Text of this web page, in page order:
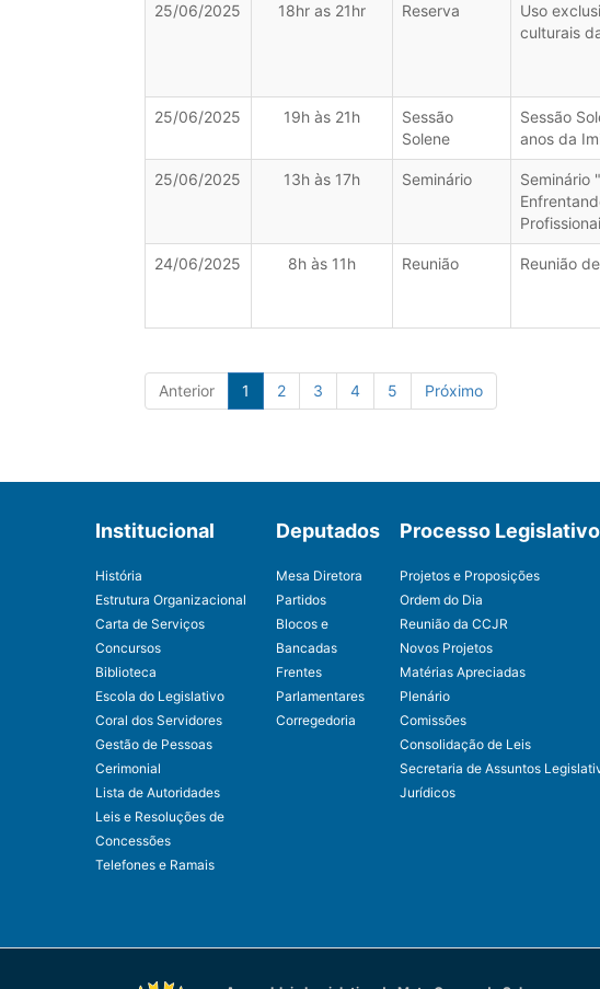
25/06/2025 18hr as 21hr Reserva
Uso
culturais
25/06/2025 19h às 21h
Sessão
Solene
Sessão
anos da
25/06/2025 13h às 17h Seminário
Seminário
24/06/2025 8h às 11h Reunião Reunião
Anterior 1 2 3 4 5 Próximo
Institucional
História
Estrutura Organizacional
Carta de Serviços
Concursos
Biblioteca
Escola do Legislativo
Coral dos Servidores
Gestão de Pessoas
Cerimonial
Lista de Autoridades
Leis e Resoluções de
Concessões
Telefones e Ramais
Deputados
Mesa Diretora
Partidos
Blocos e
Bancadas
Frentes
Parlamentares
Corregedoria
Processo Legislativo
Projetos e Proposições
Ordem do Dia
Reunião da CCJR
Novos Projetos
Matérias Apreciadas
Plenário
Comissões
Consolidação de Leis
Secretaria de Assuntos
Jurídicos